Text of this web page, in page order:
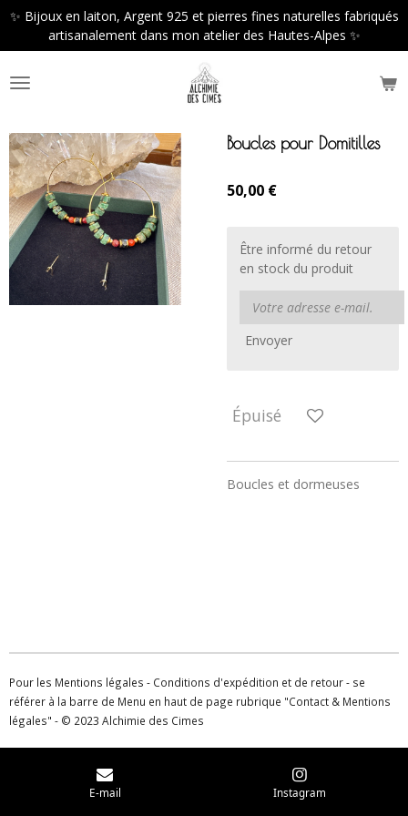
Passer
contenu
principal
✨ Bijoux en laiton, Argent 925 et pierres fines naturelles fabriqués
artisanalement dans mon atelier des Hautes-Alpes ✨
Boucles pour Domitilles
50,00 €
Être informé du retour
en stock du produit
Envoyer
Épuisé
Boucles et dormeuses
Pour les Mentions légales - Conditions d'expédition et de retour - se
référer à la barre de Menu en haut de page rubrique "Contact & Mentions
légales" - © 2023 Alchimie des Cimes
E-mail Instagram